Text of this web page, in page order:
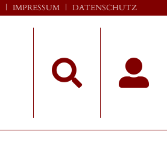
| IMPRESSUM | DATENSCHUTZ
 